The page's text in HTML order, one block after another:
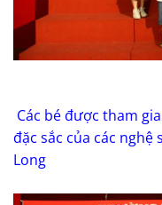
Các bé được tham
đặc sắc của các
Long